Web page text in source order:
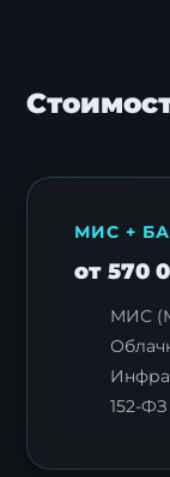
МИС +
от 570
МИС
152-